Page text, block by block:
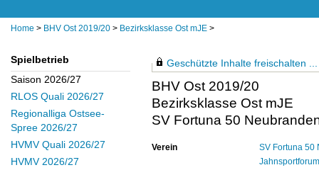
Home > BHV Ost 2019/20 > Bezirksklasse Ost mJE >
Spielbetrieb
Saison 2026/27
RLOS Quali 2026/27
Regionalliga Ostsee-
Spree 2026/27
HVMV Quali 2026/27
HVMV 2026/27
Geschützte Inhalte freischalten ...
BHV Ost 2019/20
Bezirksklasse Ost mJE
SV Fortuna 50
Verein
SV Fortuna 50